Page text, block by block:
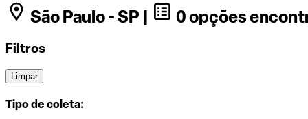
São Paulo - SP |
0 opções
Filtros
Limpar
Tipo de coleta: